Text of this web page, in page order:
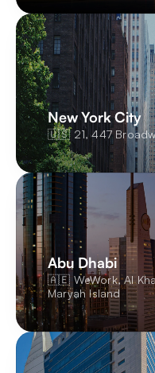
New York City
🇺🇸 21, 447
Abu Dhabi
🇦🇪 WeWork, Al
Maryah Island